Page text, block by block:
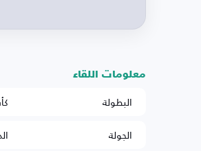
معلومات اللقاء
البطولة
الجولة